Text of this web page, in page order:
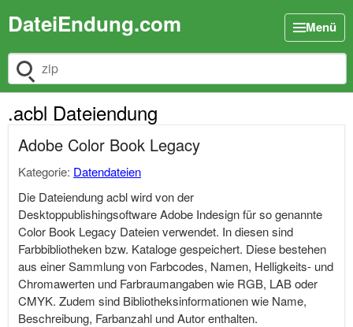
DateiEndung.com Menü
Dateiendung suchen
.acbl Dateiendung
Adobe Color Book Legacy
Kategorie: Datendateien
Die Dateiendung acbl wird von der
Desktoppublishingsoftware Adobe Indesign für so genannte
Color Book Legacy Dateien verwendet. In diesen sind
Farbbibliotheken bzw. Kataloge gespeichert. Diese bestehen
aus einer Sammlung von Farbcodes, Namen, Helligkeits- und
Chromawerten und Farbraumangaben wie RGB, LAB oder
CMYK. Zudem sind Bibliotheksinformationen wie Name,
Beschreibung, Farbanzahl und Autor enthalten.